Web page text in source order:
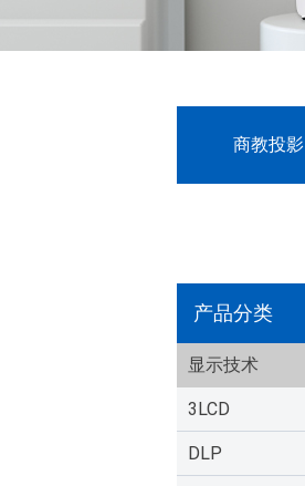
商教投影
产品分类
显示技术
3LCD
DLP